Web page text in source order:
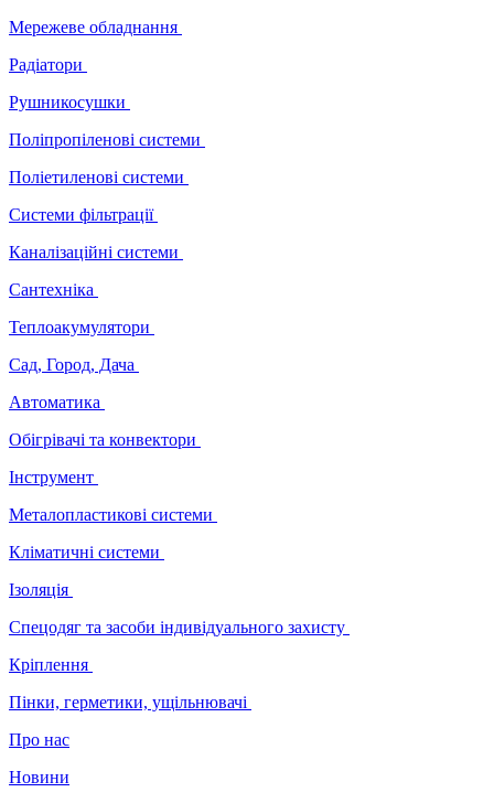
Мережеве обладнання
Радіатори
Рушникосушки
Поліпропіленові системи
Поліетиленові системи
Системи фільтрації
Каналізаційні системи
Сантехніка
Теплоакумулятори
Сад, Город, Дача
Автоматика
Обігрівачі та конвектори
Інструмент
Металопластикові системи
Кліматичні системи
Ізоляція
Спецодяг та засоби індивідуального захисту
Кріплення
Пінки, герметики, ущільнювачі
Про нас
Новини